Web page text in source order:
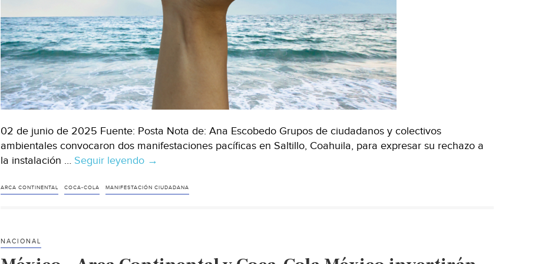
02 de junio de 2025 Fuente: Posta Nota de: Ana Escobedo Grupos de ciudadanos y colectivos
ambientales convocaron dos manifestaciones pacíficas en Saltillo, Coahuila, para expresar su rechazo a
la instalación … Seguir leyendo Saltillo-
protestan
→
ARCA CONTINENTAL COCA-COLA MANIFESTACIÓN CIUDADANA
NACIONAL